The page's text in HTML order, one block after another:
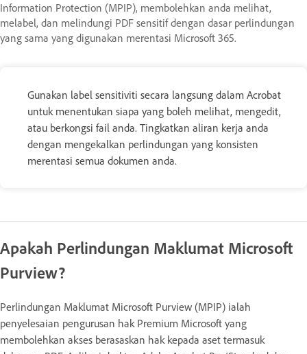
Information Protection (MPIP), membolehkan anda melihat,
melabel, dan melindungi PDF sensitif dengan dasar perlindungan
yang sama yang digunakan merentasi Microsoft 365.
Gunakan label sensitiviti secara langsung dalam Acrobat
untuk menentukan siapa yang boleh melihat, mengedit,
atau berkongsi fail anda. Tingkatkan aliran kerja anda
dengan mengekalkan perlindungan yang konsisten
merentasi semua dokumen anda.
Apakah Perlindungan Maklumat Microsoft
Purview?
Perlindungan Maklumat Microsoft Purview (MPIP) ialah
penyelesaian pengurusan hak Premium Microsoft yang
membolehkan akses berasaskan hak kepada aset termasuk